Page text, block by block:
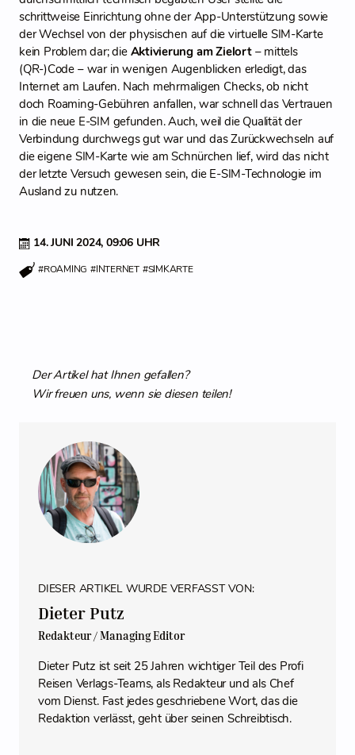
14. JUNI 2024, 09:06 UHR
#ROAMING #INTERNET #SIMKARTE
schrittweise Einrichtung ohne der App-Unterstützung sowie
der Wechsel von der physischen auf die virtuelle SIM-Karte
kein Problem dar; die Aktivierung am Zielort – mittels
(QR-)Code – war in wenigen Augenblicken erledigt, das
Internet am Laufen. Nach mehrmaligen Checks, ob nicht
doch Roaming-Gebühren anfallen, war schnell das Vertrauen
in die neue E-SIM gefunden. Auch, weil die Qualität der
Verbindung durchwegs gut war und das Zurückwechseln auf
die eigene SIM-Karte wie am Schnürchen lief, wird das nicht
der letzte Versuch gewesen sein, die E-SIM-Technologie im
Ausland zu nutzen.
Der Artikel hat Ihnen gefallen?
Wir freuen uns, wenn sie diesen teilen!
DIESER ARTIKEL WURDE VERFASST VON:
Dieter Putz
Redakteur / Managing Editor
Dieter Putz ist seit 25 Jahren wichtiger Teil des Profi
Reisen Verlags-Teams, als Redakteur und als Chef
vom Dienst. Fast jedes geschriebene Wort, das die
Redaktion verlässt, geht über seinen Schreibtisch.